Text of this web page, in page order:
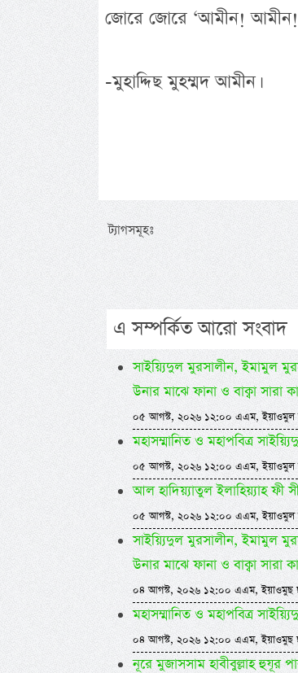
জোরে জোরে ‘আমীন! আমীন!’
-মুহাদ্দিছ মুহম্মদ আমীন।
ট্যাগসমূহঃ
এ সম্পর্কিত আরো সংবাদ
সাইয়্যিদুল মুরসালীন, ইমামুল
উনার মাঝে ফানা ও বাক্বা সারা
০৫ আগস্ট, ২০২৬ ১২:০০ এএম, ইয়াওমুল
মহাসম্মানিত ও মহাপবিত্র
০৫ আগস্ট, ২০২৬ ১২:০০ এএম, ইয়াওমুল
আল হাদিয়্যাতুল ইলাহিয়্যাহ ফী
০৫ আগস্ট, ২০২৬ ১২:০০ এএম, ইয়াওমুল
সাইয়্যিদুল মুরসালীন, ইমামুল
উনার মাঝে ফানা ও বাক্বা সারা
০৪ আগস্ট, ২০২৬ ১২:০০ এএম, ইয়াওমুছ
মহাসম্মানিত ও মহাপবিত্র
০৪ আগস্ট, ২০২৬ ১২:০০ এএম, ইয়াওমুছ
নূরে মুজাসসাম হাবীবুল্লাহ হুযূর